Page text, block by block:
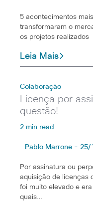
5 acontecimentos
transformaram o
os projetos realizados
Leia Mais
Colaboração
Licença por
questão!
2 min read
Pablo Marrone -
Por assinatura ou
aquisição de licenças
foi muito elevado e
quais…